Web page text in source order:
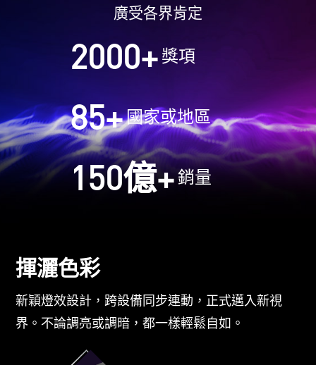
廣受各界肯定
2000+獎項
85+國家或地區
150億+銷量
揮灑色彩
新穎燈效設計，跨設備同步連動，正式邁入新視
界。不論調亮或調暗，都一樣輕鬆自如。